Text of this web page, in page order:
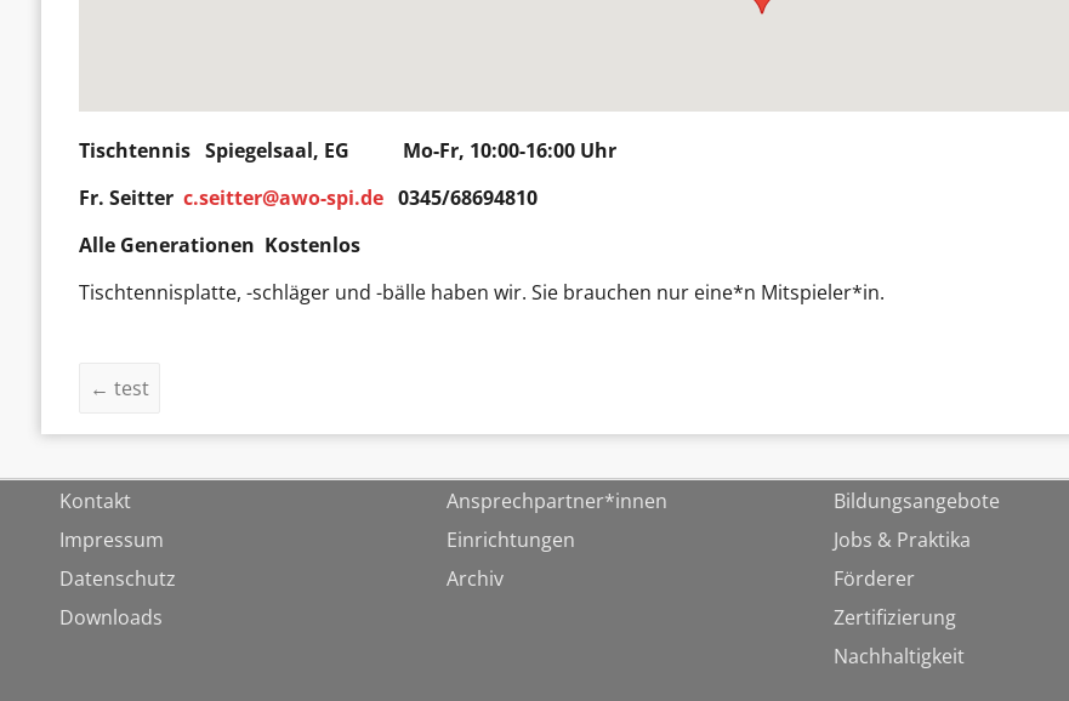
Tischtennis Spiegelsaal, EG Mo-Fr, 10:00-16:00 Uhr
Fr. Seitterc.seitter@awo-spi.de 0345/68694810
Alle Generationen Kostenlos
Tischtennisplatte, -schläger und -bälle haben wir. Sie brauchen nur eine*n Mitspieler*in.
← test
Kontakt
Impressum
Datenschutz
Downloads
Ansprechpartner*innen
Einrichtungen
Archiv
Bildungsangebote
Jobs & Praktika
Förderer
Zertifizierung
Nachhaltigkeit